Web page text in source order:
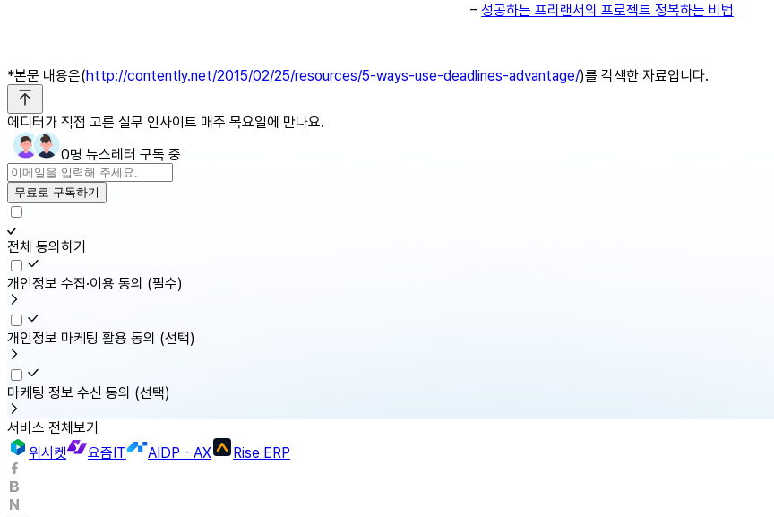
– 성공하는 프리랜서의 프로젝트 정복하는 비법
*본문 내용은(http://contently.net/2015/02/25/resources/5-ways-use-deadlines-advantage/)를 각색한 자료입니다.
에디터가 직접 고른 실무 인사이트 매주 목요일에 만나요.
0명 뉴스레터 구독 중
무료로 구독하기
전체 동의하기
개인정보 수집·이용 동의 (필수)
개인정보 마케팅 활용 동의 (선택)
마케팅 정보 수신 동의 (선택)
서비스 전체보기
위시켓
요즘IT AIDP - AX Rise ERP